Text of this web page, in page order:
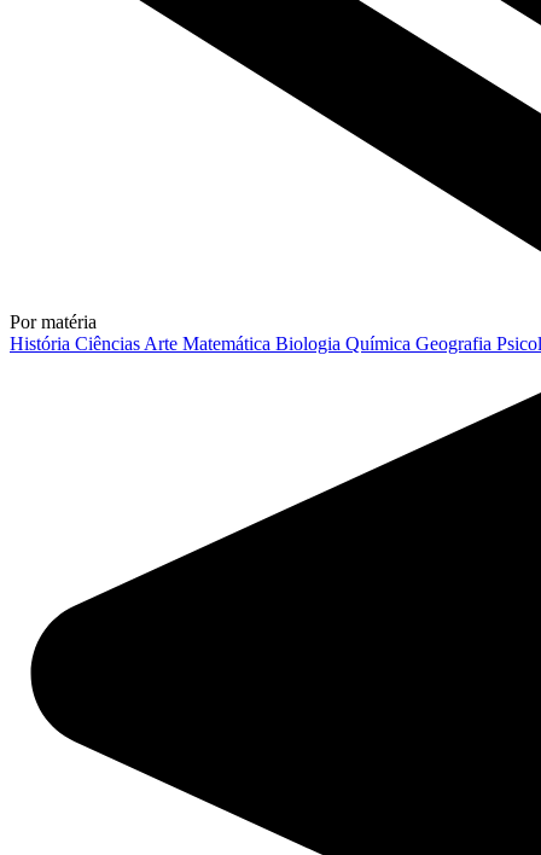
Por matéria
História Ciências Arte Matemática Biologia Química Geografia